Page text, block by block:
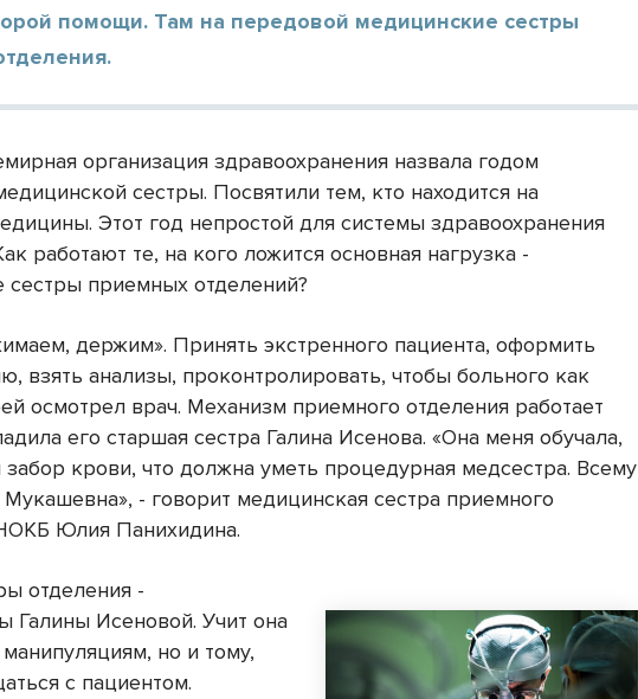
помощи. Там на передовой медицинские сестры
организация здравоохранения назвала годом
сестры. Посвятили тем, кто находится на
Этот год непростой для системы здравоохранения
работают те, на кого ложится основная нагрузка -
сестры приемных отделений?
держим». Принять экстренного пациента, оформить
взять анализы, проконтролировать, чтобы больного как
осмотрел врач. Механизм приемного отделения работает
его старшая сестра Галина Исенова. «Она меня обучала,
забор крови, что должна уметь процедурная медсестра. Всему
Мукашевна», - говорит медицинская сестра приемного
Юлия Панихидина.
отделения -
Галины Исеновой. Учит она
но и тому,
с пациентом.